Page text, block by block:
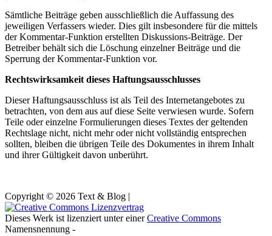
Sämtliche Beiträge geben ausschließlich die Auffassung des
jeweiligen Verfassers wieder. Dies gilt insbesondere für die mittels
der Kommentar-Funktion erstellten Diskussions-Beiträge. Der
Betreiber behält sich die Löschung einzelner Beiträge und die
Sperrung der Kommentar-Funktion vor.
Rechtswirksamkeit dieses Haftungsausschlusses
Dieser Haftungsausschluss ist als Teil des Internetangebotes zu
betrachten, von dem aus auf diese Seite verwiesen wurde. Sofern
Teile oder einzelne Formulierungen dieses Textes der geltenden
Rechtslage nicht, nicht mehr oder nicht vollständig entsprechen
sollten, bleiben die übrigen Teile des Dokumentes in ihrem Inhalt
und ihrer Gültigkeit davon unberührt.
Copyright © 2026 Text & Blog |
Dieses Werk ist lizenziert unter einerCreative Commons
Namensnennung -